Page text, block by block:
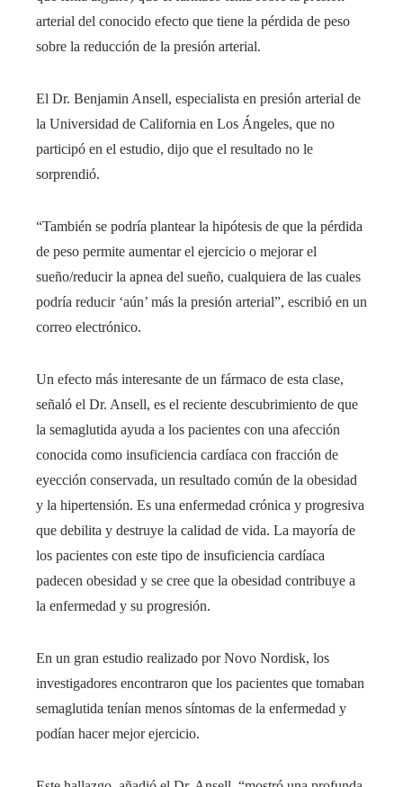
arterial del conocido efecto que tiene la pérdida de peso
sobre la reducción de la presión arterial.
El Dr. Benjamin Ansell, especialista en presión arterial de
la Universidad de California en Los Ángeles, que no
participó en el estudio, dijo que el resultado no le
sorprendió.
“También se podría plantear la hipótesis de que la pérdida
de peso permite aumentar el ejercicio o mejorar el
sueño/reducir la apnea del sueño, cualquiera de las cuales
podría reducir ‘aún’ más la presión arterial”, escribió en un
correo electrónico.
Un efecto más interesante de un fármaco de esta clase,
señaló el Dr. Ansell, es el reciente descubrimiento de que
la semaglutida ayuda a los pacientes con una afección
conocida como insuficiencia cardíaca con fracción de
eyección conservada, un resultado común de la obesidad
y la hipertensión. Es una enfermedad crónica y progresiva
que debilita y destruye la calidad de vida. La mayoría de
los pacientes con este tipo de insuficiencia cardíaca
padecen obesidad y se cree que la obesidad contribuye a
la enfermedad y su progresión.
En un gran estudio realizado por Novo Nordisk, los
investigadores encontraron que los pacientes que tomaban
semaglutida tenían menos síntomas de la enfermedad y
podían hacer mejor ejercicio.